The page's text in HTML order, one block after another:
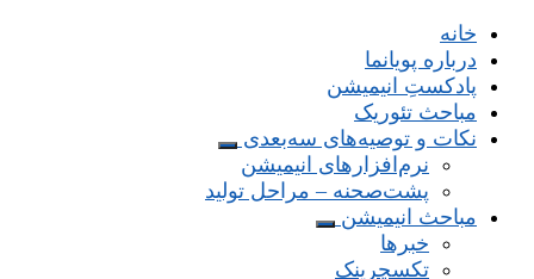
خانه
درباره پویانما
پادکستِ انیمیشن
مباحث تئوریک
نکات و توصیه‌های‌ سه‌بعدی
نرم‌افزارهای انیمیشن
پشت‌صحنه – مراحل تولید
مباحث انیمیشن
خبرها
تکسچرینک